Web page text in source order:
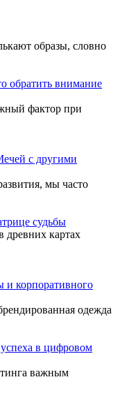
образы, словно
обратить внимание
фактор при
с другими
мы часто
судьбы
картах
и корпоративного
одежда
в цифровом
важным